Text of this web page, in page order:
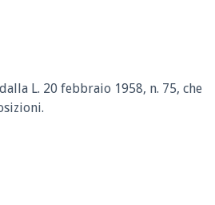
L. 20 febbraio 1958, n. 75, che